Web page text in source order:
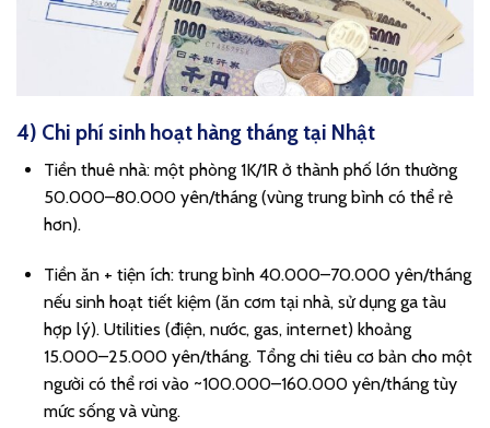
4) Chi phí sinh hoạt hàng tháng tại Nhật
Tiền thuê nhà: một phòng 1K/1R ở thành phố lớn thường
50.000–80.000 yên/tháng (vùng trung bình có thể rẻ
hơn).
Tiền ăn + tiện ích: trung bình 40.000–70.000 yên/tháng
nếu sinh hoạt tiết kiệm (ăn cơm tại nhà, sử dụng ga tàu
hợp lý). Utilities (điện, nước, gas, internet) khoảng
15.000–25.000 yên/tháng. Tổng chi tiêu cơ bản cho một
người có thể rơi vào ~100.000–160.000 yên/tháng tùy
mức sống và vùng.